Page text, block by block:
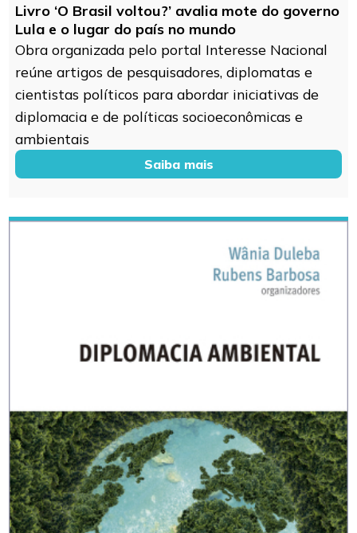
Livro ‘O Brasil voltou?’ avalia mote do governo
Lula e o lugar do país no mundo
Obra organizada pelo portal Interesse Nacional
reúne artigos de pesquisadores, diplomatas e
cientistas políticos para abordar iniciativas de
diplomacia e de políticas socioeconômicas e
ambientais
Saiba mais